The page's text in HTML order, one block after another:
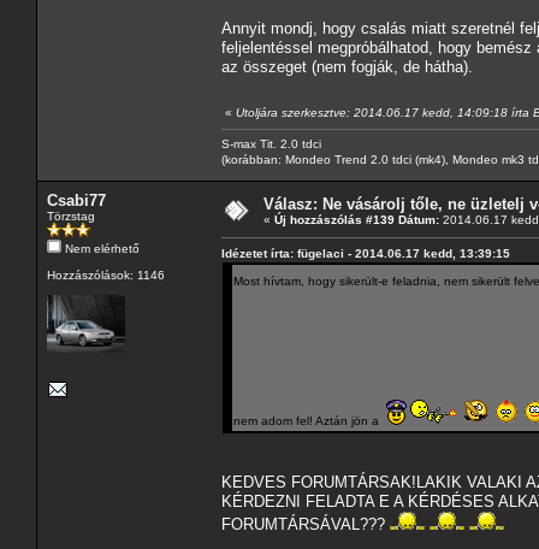
Annyit mondj, hogy csalás miatt szeretnél
feljelentéssel megpróbálhatod, hogy
az összeget (nem fogják, de hátha).
« Utoljára szerkesztve: 2014.06.17 kedd, 14:09:18 írta
S-max Tit. 2.0 tdci
(korábban: Mondeo Trend 2.0 tdci (mk4), Mondeo mk3
Csabi77
Törzstag
Nem elérhető
Hozzászólások: 1146
Válasz: Ne vásárolj tőle, ne üzletelj
« Új hozzászólás #139 Dátum: 2014.06.17
Idézetet írta: fügelaci - 2014.06.17 kedd, 13:39:15
Most hívtam, hogy sikerült-e feladnia, nem sikerült
nem adom fel! Aztán jön a
KEDVES FORUMTÁRSAK!LAKIK VALAKI
KÉRDEZNI FELADTA E A KÉRDÉSES
FORUMTÁRSÁVAL???